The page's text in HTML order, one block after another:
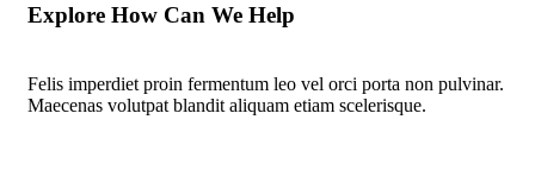
Explore How Can We Help
Felis imperdiet proin fermentum leo vel orci porta non pulvinar.
Maecenas volutpat blandit aliquam etiam scelerisque.